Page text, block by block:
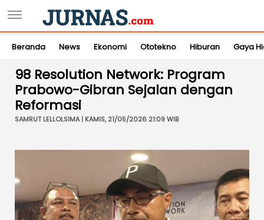
Beranda News Ekonomi Ototekno Hiburan Gaya
98 Resolution Network: Program
Prabowo-Gibran Sejalan dengan
Reformasi
SAMRUT LELLOLSIMA | KAMIS, 21/05/2026 21:09 WIB